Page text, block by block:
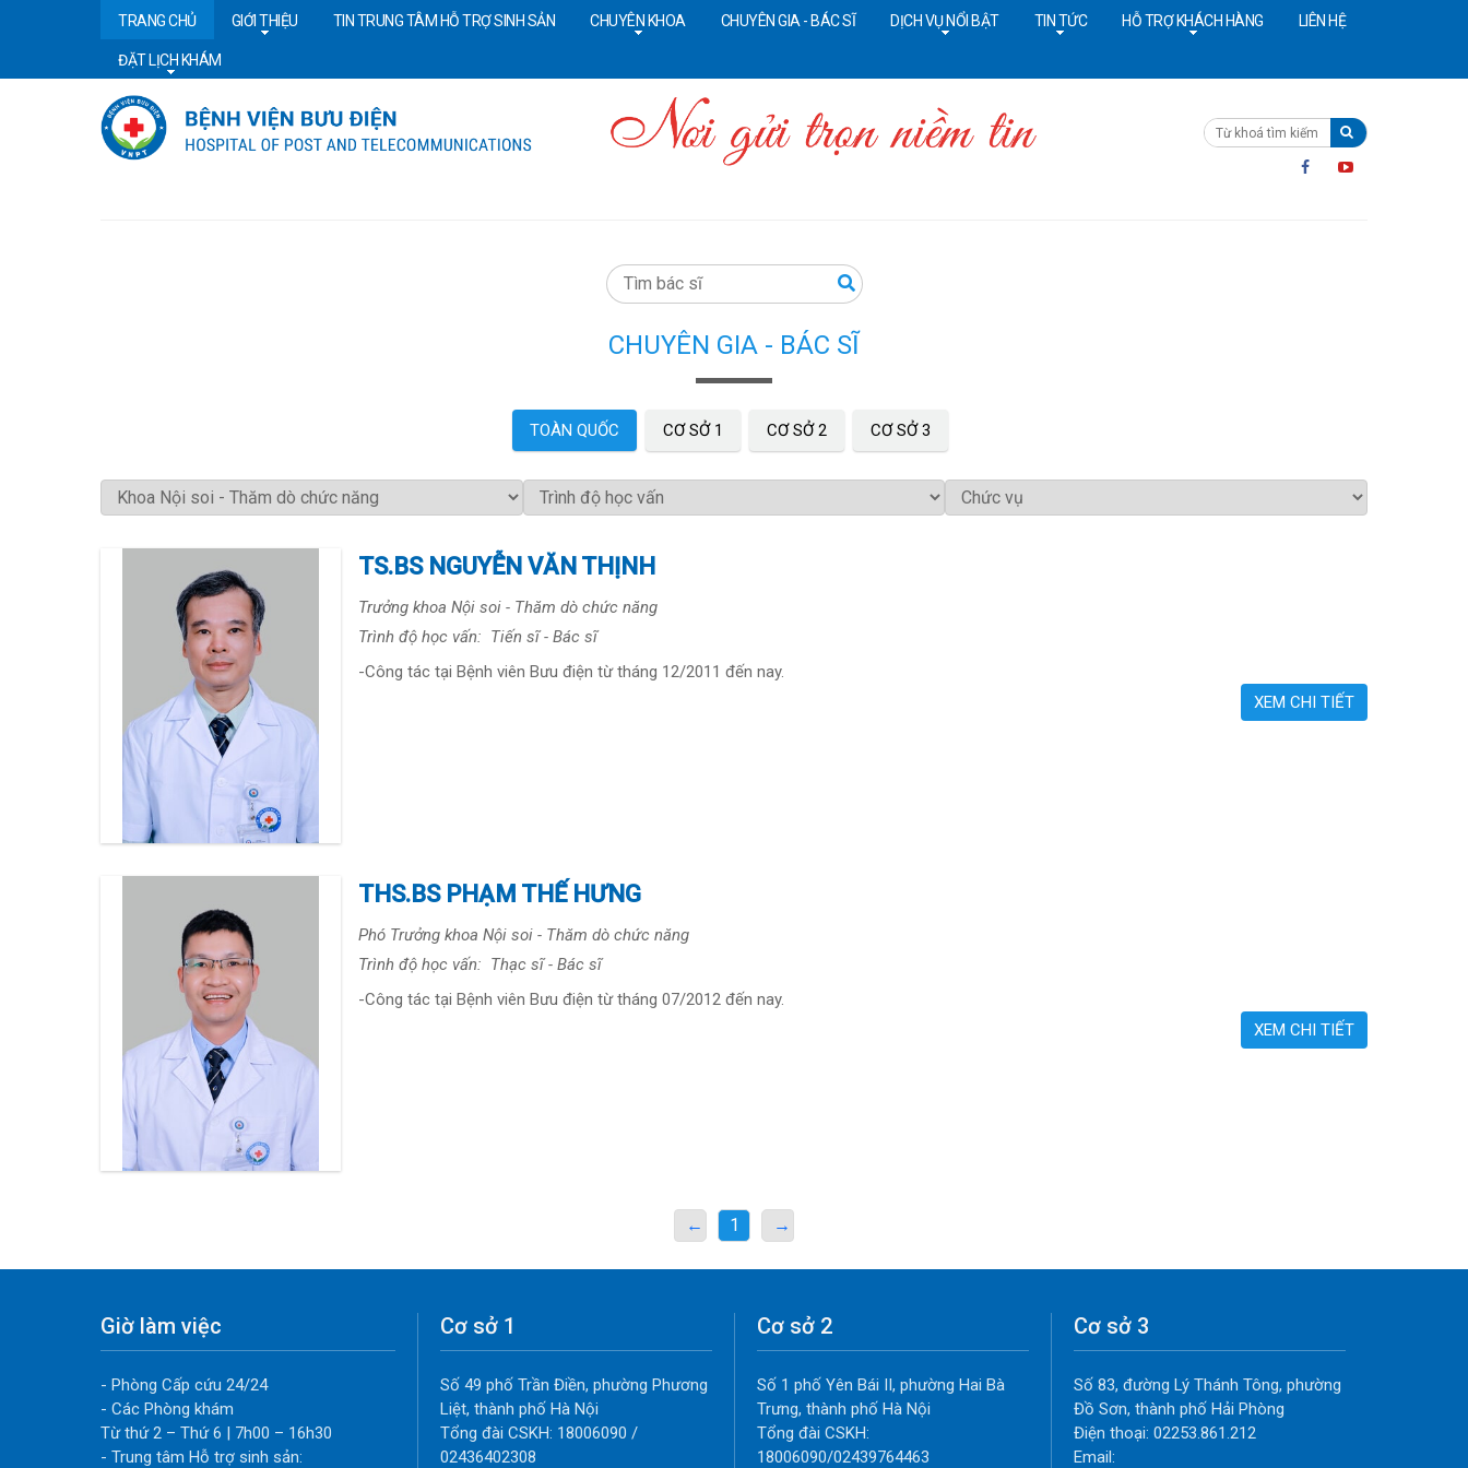
TRANG CHỦ GIỚI THIỆU TIN TRUNG TÂM HỖ TRỢ SINH SẢN CHUYÊN KHOA CHUYÊN GIA - BÁC SĨ DỊCH VỤ NỔI BẬT TIN TỨC HỖ TRỢ KHÁCH HÀNG LIÊN HỆ
ĐẶT LỊCH KHÁM
CHUYÊN GIA - BÁC SĨ
TOÀN QUỐC CƠ SỞ 1 CƠ SỞ 2 CƠ SỞ 3
TS.BS NGUYỄN VĂN THỊNH
Trưởng khoa Nội soi - Thăm dò chức năng
Trình độ học vấn: Tiến sĩ - Bác sĩ
-Công tác tại Bệnh viên Bưu điện từ tháng 12/2011 đến nay.
XEM CHI TIẾT
THS.BS PHẠM THẾ HƯNG
Phó Trưởng khoa Nội soi - Thăm dò chức năng
Trình độ học vấn: Thạc sĩ - Bác sĩ
-Công tác tại Bệnh viên Bưu điện từ tháng 07/2012 đến nay.
XEM CHI TIẾT
← 1 →
Giờ làm việc
- Phòng Cấp cứu 24/24
- Các Phòng khám
Từ thứ 2 – Thứ 6 | 7h00 – 16h30
- Trung tâm Hỗ trợ sinh sản:
Cơ sở 1
Số 49 phố Trần Điền, phường Phương
Liệt, thành phố Hà Nội
Tổng đài CSKH: 18006090 /
02436402308
Cơ sở 2
Số 1 phố Yên Bái II, phường Hai Bà
Trưng, thành phố Hà Nội
Tổng đài CSKH:
18006090/02439764463
Cơ sở 3
Số 83, đường Lý Thánh Tông, phường
Đồ Sơn, thành phố Hải Phòng
Điện thoại: 02253.861.212
Email: